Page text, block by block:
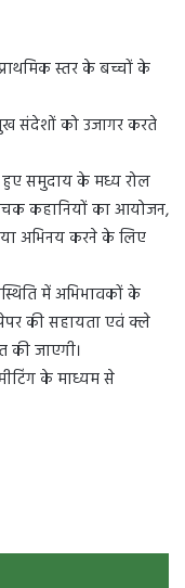
स्तर के बच्चों के
संदेशों को उजागर करते
हुए समुदाय के मध्य रोल
कहानियों का आयोजन,
अभिनय करने के लिए
में अभिभावकों के
की सहायता एवं क्ले
की जाएगी।
के माध्यम से